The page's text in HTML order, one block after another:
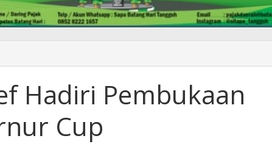
Hadiri Pembukaan
Cup